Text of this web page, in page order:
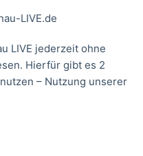
LIVE.de
LIVE jederzeit ohne
Hierfür gibt es 2
– Nutzung unserer